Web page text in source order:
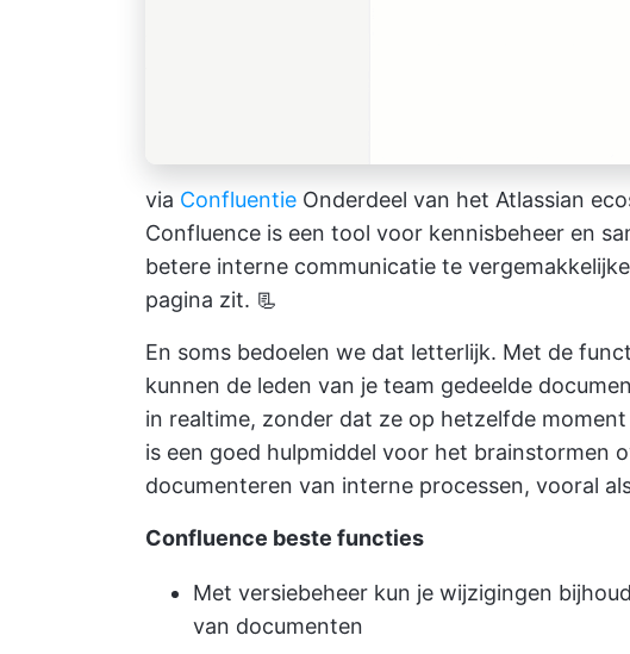
via Confluentie Onderdeel van het Atlassian
Confluence is een tool voor kennisbeheer en
betere interne communicatie te
pagina zit. 📃
En soms bedoelen we dat letterlijk. Met de
kunnen de leden van je team gedeelde
in realtime, zonder dat ze op hetzelfde
is een goed hulpmiddel voor het brainstormen
documenteren van interne processen, vooral
Confluence beste functies
Met versiebeheer kun je wijzigingen
van documenten